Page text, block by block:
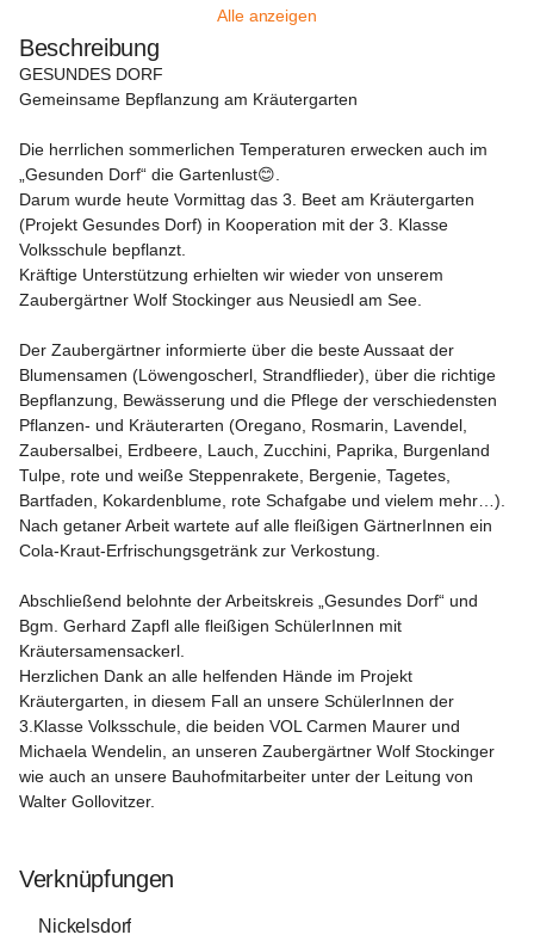
Alle anzeigen
Beschreibung
GESUNDES DORF
Gemeinsame Bepflanzung am Kräutergarten
Die herrlichen sommerlichen Temperaturen erwecken auch im
„Gesunden Dorf“ die Gartenlust😊.
Darum wurde heute Vormittag das 3. Beet am Kräutergarten
(Projekt Gesundes Dorf) in Kooperation mit der 3. Klasse
Volksschule bepflanzt.
Kräftige Unterstützung erhielten wir wieder von unserem
Zaubergärtner Wolf Stockinger aus Neusiedl am See.
Der Zaubergärtner informierte über die beste Aussaat der
Blumensamen (Löwengoscherl, Strandflieder), über die richtige
Bepflanzung, Bewässerung und die Pflege der verschiedensten
Pflanzen- und Kräuterarten (Oregano, Rosmarin, Lavendel,
Zaubersalbei, Erdbeere, Lauch, Zucchini, Paprika, Burgenland
Tulpe, rote und weiße Steppenrakete, Bergenie, Tagetes,
Bartfaden, Kokardenblume, rote Schafgabe und vielem mehr…).
Nach getaner Arbeit wartete auf alle fleißigen GärtnerInnen ein
Cola-Kraut-Erfrischungsgetränk zur Verkostung.
Abschließend belohnte der Arbeitskreis „Gesundes Dorf“ und
Bgm. Gerhard Zapfl alle fleißigen SchülerInnen mit
Kräutersamensackerl.
Herzlichen Dank an alle helfenden Hände im Projekt
Kräutergarten, in diesem Fall an unsere SchülerInnen der
3.Klasse Volksschule, die beiden VOL Carmen Maurer und
Michaela Wendelin, an unseren Zaubergärtner Wolf Stockinger
wie auch an unsere Bauhofmitarbeiter unter der Leitung von
Walter Gollovitzer.
Verknüpfungen
Nickelsdorf